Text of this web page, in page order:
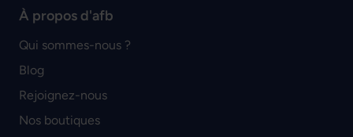
À propos d'afb
Qui sommes-nous ?
Blog
Rejoignez-nous
Nos boutiques